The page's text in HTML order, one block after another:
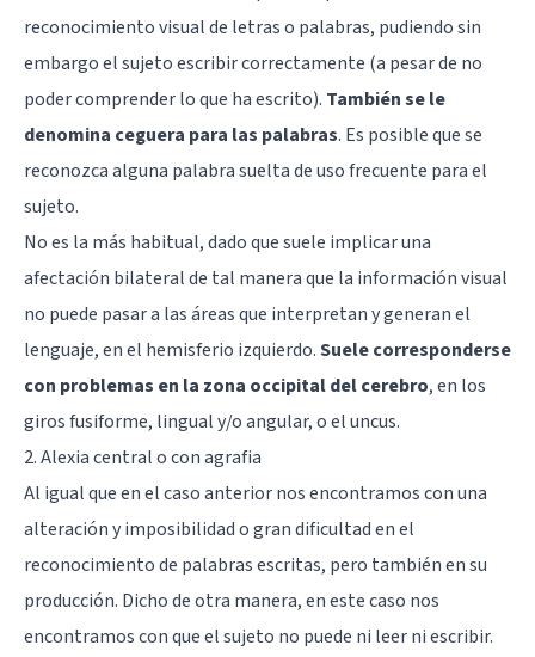
reconocimiento visual de letras o palabras, pudiendo sin
embargo el sujeto escribir correctamente (a pesar de no
poder comprender lo que ha escrito). También se le
denomina ceguera para las palabras. Es posible que se
reconozca alguna palabra suelta de uso frecuente para el
sujeto.
No es la más habitual, dado que suele implicar una
afectación bilateral de tal manera que la información visual
no puede pasar a las áreas que interpretan y generan el
lenguaje, en el hemisferio izquierdo.Suele corresponderse
con problemas en la zona occipital del cerebro, en los
giros fusiforme, lingual y/o angular, o el uncus.
2. Alexia central o con agrafia
Al igual que en el caso anterior nos encontramos con una
alteración y imposibilidad o gran dificultad en el
reconocimiento de palabras escritas, pero también en su
producción. Dicho de otra manera, en este caso nos
encontramos con que el sujeto no puede ni leer ni escribir.